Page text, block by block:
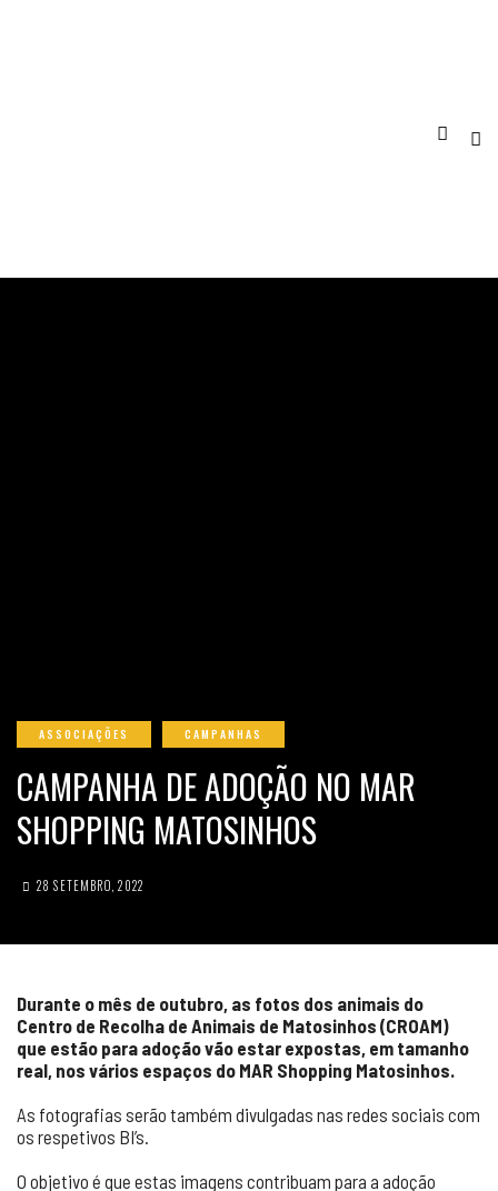
ASSOCIAÇÕES CAMPANHAS
CAMPANHA DE ADOÇÃO NO MAR
SHOPPING MATOSINHOS
28 SETEMBRO, 2022
Durante o mês de outubro, as fotos dos animais do
Centro de Recolha de Animais de Matosinhos (CROAM)
que estão para adoção vão estar expostas, em tamanho
real, nos vários espaços do MAR Shopping Matosinhos.
As fotografias serão também divulgadas nas redes sociais com
os respetivos BI’s.
O objetivo é que estas imagens contribuam para a adoção